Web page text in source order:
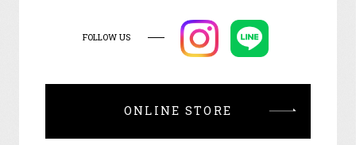
FOLLOW US
ONLINE STORE